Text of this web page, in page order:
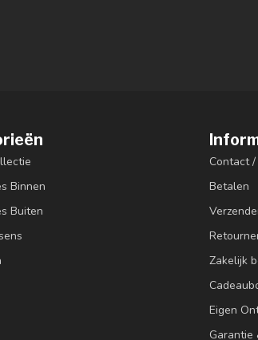
Binnen
Buiten
Contact /
Betalen
Zakelijk
Eigen
Garantie